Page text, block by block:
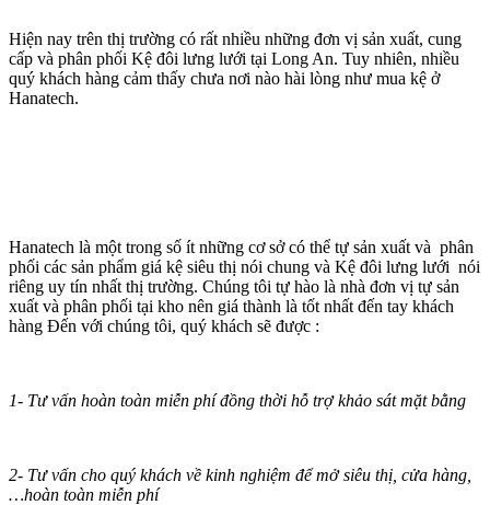
Hiện nay trên thị trường có rất nhiều những đơn vị sản xuất, cung
cấp và phân phối Kệ đôi lưng lưới tại Long An. Tuy nhiên, nhiều
quý khách hàng cảm thấy chưa nơi nào hài lòng như mua kệ ở
Hanatech.
Hanatech là một trong số ít những cơ sở có thể tự sản xuất và phân
phối các sản phẩm giá kệ siêu thị nói chung và Kệ đôi lưng lưới nói
riêng uy tín nhất thị trường. Chúng tôi tự hào là nhà đơn vị tự sản
xuất và phân phối tại kho nên giá thành là tốt nhất đến tay khách
hàng Đến với chúng tôi, quý khách sẽ được :
1- Tư vấn hoàn toàn miễn phí đồng thời hỗ trợ khảo sát mặt bằng
2- Tư vấn cho quý khách về kinh nghiệm để mở siêu thị, cửa hàng,
…hoàn toàn miễn phí